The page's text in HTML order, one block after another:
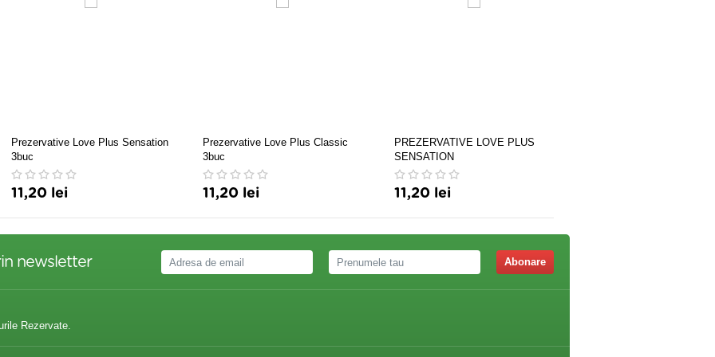
Prezervative Love Plus Sensation
3buc
11,20 lei
Prezervative Love Plus Classic
3buc
11,20 lei
PREZERVATIVE LOVE PLUS
SENSATION
11,20 lei
newsletter Abonare
Rezervate.